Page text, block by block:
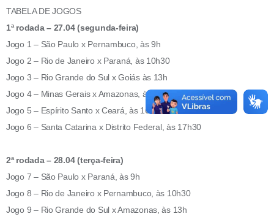
TABELA DE JOGOS
1ª rodada – 27.04 (segunda-feira)
Jogo 1 – São Paulo x Pernambuco, às 9h
Jogo 2 – Rio de Janeiro x Paraná, às 10h30
Jogo 3 – Rio Grande do Sul x Goiás às 13h
Jogo 4 – Minas Gerais x Amazonas, às 14h30
Jogo 5 – Espírito Santo x Ceará, às 16h
Jogo 6 – Santa Catarina x Distrito Federal, às 17h30
2ª rodada – 28.04 (terça-feira)
Jogo 7 – São Paulo x Paraná, às 9h
Jogo 8 – Rio de Janeiro x Pernambuco, às 10h30
Jogo 9 – Rio Grande do Sul x Amazonas, às 13h